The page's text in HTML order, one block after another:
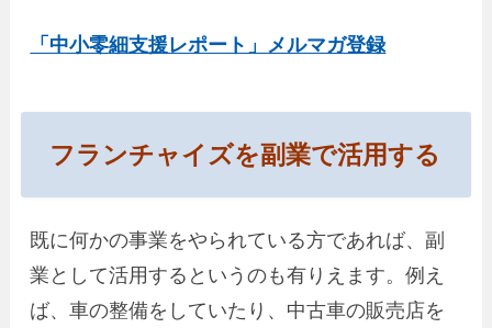
「中小零細支援レポート」メルマガ登録
フランチャイズを副業で活用する
既に何かの事業をやられている方であれば、副
業として活用するというのも有りえます。例え
ば、車の整備をしていたり、中古車の販売店を